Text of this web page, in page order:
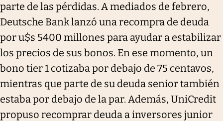
parte de las pérdidas. A mediados de febrero,
Deutsche Bank lanzó una recompra de deuda
por u$s 5400 millones para ayudar a estabilizar
los precios de sus bonos. En ese momento, un
bono tier 1 cotizaba por debajo de 75 centavos,
mientras que parte de su deuda senior también
estaba por debajo de la par. Además, UniCredit
propuso recomprar deuda a inversores junior